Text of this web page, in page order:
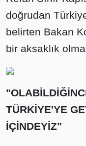
doğrudan
belirten Bakan
bir aksaklık
TÜRKİYE'YE
İÇİNDEYİZ"